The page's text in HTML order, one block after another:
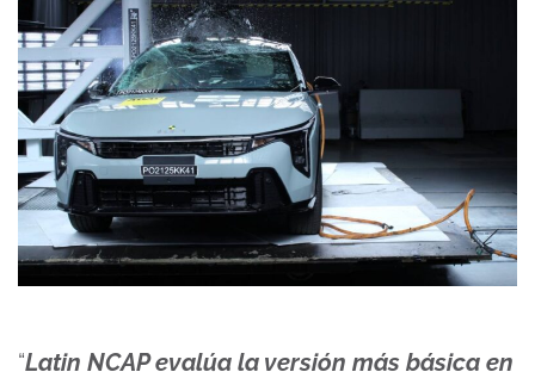
“Latin NCAP evalúa la versión más básica en